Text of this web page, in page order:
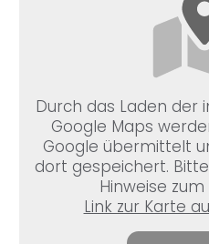
Durch das Laden der
Google Maps
Google übermittelt
dort gespeichert.
Hinweise
Link zur Karte